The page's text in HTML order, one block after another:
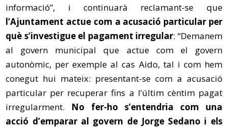
informació”, i continuarà reclamant-se que
l’Ajuntament actue com a acusació particular per
què s’investigue el pagament irregular: “Demanem
al govern municipal que actue com el govern
autonòmic, per exemple al cas Aido, tal i com hem
conegut hui mateix: presentant-se com a acusació
particular per recuperar fins a l’últim cèntim pagat
irregularment. No fer-ho s’entendria com una
acció d’emparar al govern de Jorge Sedano i els